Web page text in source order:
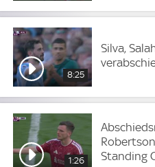
8:25
Silva,
1:26
Standing